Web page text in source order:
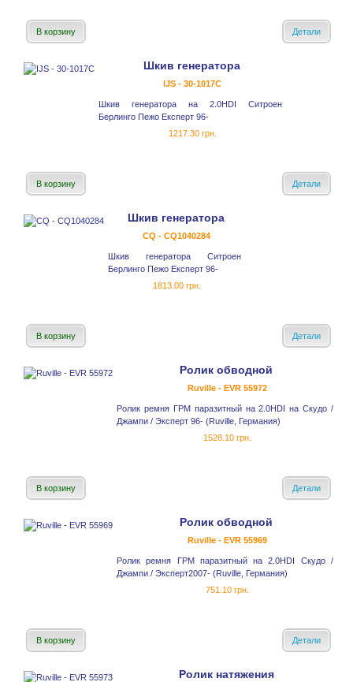
В корзину Детали
Шкив генератора
IJS - 30-1017С
Шкив генератора на 2.0HDI Ситроен
Берлинго Пежо Експерт 96-
1217.30 грн.
В корзину Детали
Шкив генератора
CQ - CQ1040284
Шкив генератора Ситроен
Берлинго Пежо Експерт 96-
1813.00 грн.
В корзину Детали
Ролик обводной
Ruville - EVR 55972
Ролик ремня ГРМ паразитный на 2.0HDI на Скудо /
Джампи / Эксперт 96- (Ruville, Германия)
1528.10 грн.
В корзину Детали
Ролик обводной
Ruville - EVR 55969
Ролик ремня ГРМ паразитный на 2.0HDI Скудо /
Джампи / Эксперт2007- (Ruville, Германия)
751.10 грн.
В корзину Детали
Ролик натяжения